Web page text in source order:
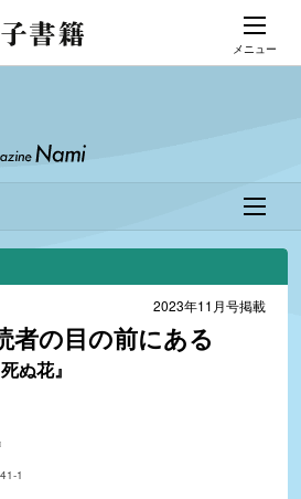
メニュー
2023年11月号掲載
者の目の前にある
ぬ花』
1